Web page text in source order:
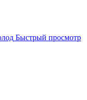
Быстрый просмотр